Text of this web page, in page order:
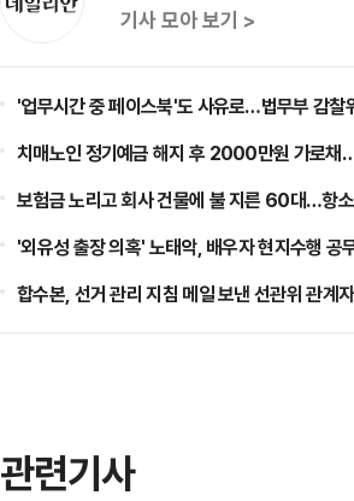
기사 모아 보기 >
'업무시간 중 페이스북'도 사유로…법무부 감찰
치매노인 정기예금 해지 후 2000만원 가로채
보험금 노리고 회사 건물에 불 지른 60대…항
'외유성 출장 의혹' 노태악, 배우자 현지수행
합수본, 선거 관리 지침 메일 보낸 선관위 관계
관련기사